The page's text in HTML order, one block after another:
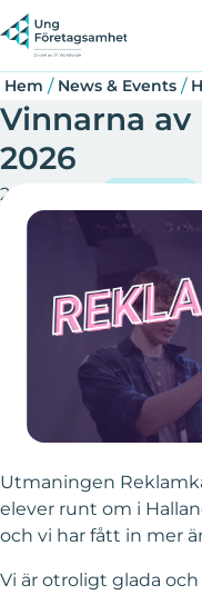
Hoppa
till
huvudinnehåll
Länkstig
Hem / News & Events /
Vinnarna
2026
2026-05-20
Utmaningen
elever runt om i
och vi har fått in mer
Vi är otroligt glada